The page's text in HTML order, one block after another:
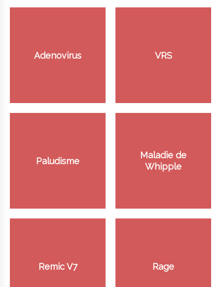
Adenovirus VRS
Paludisme
Maladie de
Whipple
Remic V7 Rage